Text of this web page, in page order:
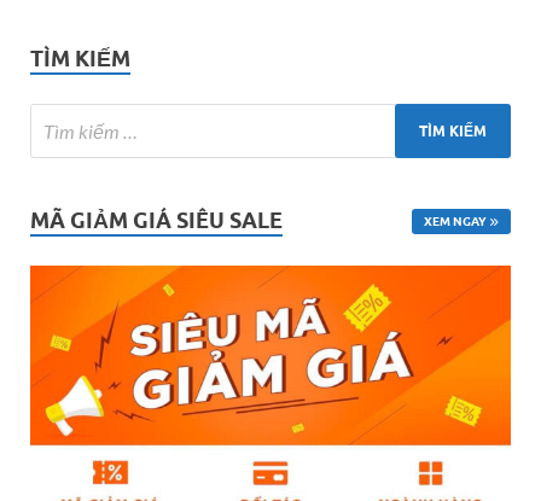
TÌM KIẾM
MÃ GIẢM GIÁ SIÊU SALE XEM NGAY